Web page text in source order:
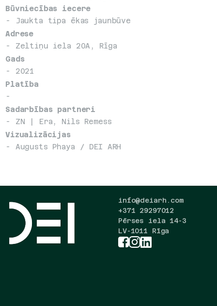
Būvniecības iecere
- Jaukta tipa ēkas jaunbūve
Adrese
- Zeltiņu iela 20A, Rīga
Gads
- 2021
Platība
-
Sadarbības partneri
- ZN | Era, Nils Remess
Vizualizācijas
- Augusts Phaya / DEI ARH
info@deiarh.com
+371 29297012
Pērses iela 14-3
LV-1011 Rīga